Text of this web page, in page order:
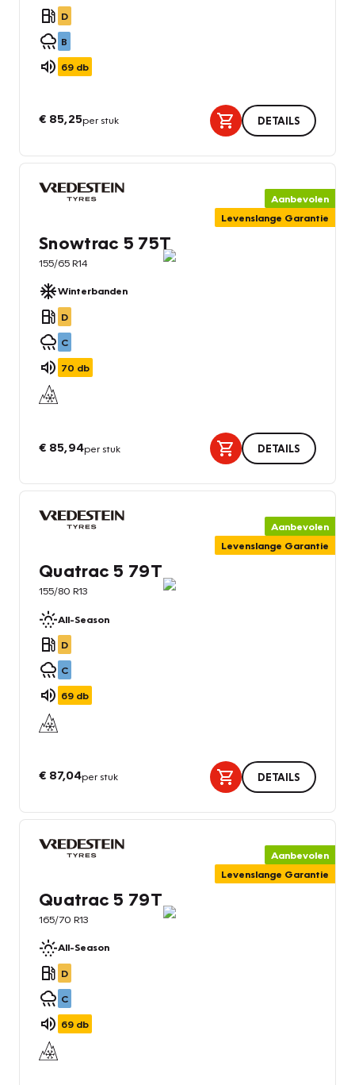
D
B
69 db
€ 85,25per stuk DETAILS
Aanbevolen
Levenslange Garantie
Snowtrac 5 75T
155/65 R14
Winterbanden
D
C
70 db
€ 85,94per stuk DETAILS
Aanbevolen
Levenslange Garantie
Quatrac 5 79T
155/80 R13
All-Season
D
C
69 db
€ 87,04per stuk DETAILS
Aanbevolen
Levenslange Garantie
Quatrac 5 79T
165/70 R13
All-Season
D
C
69 db